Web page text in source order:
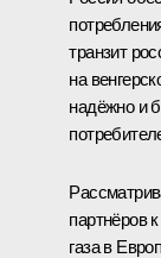
транзит
на
надёжно и
партнёров
газа в